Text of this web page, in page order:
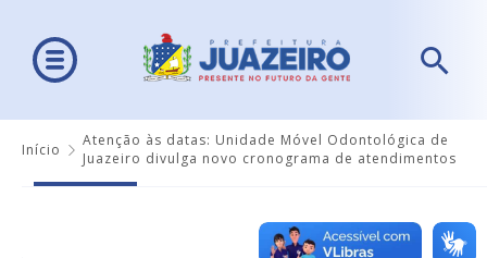
Início
Atenção às datas: Unidade Móvel Odontológica de
Juazeiro divulga novo cronograma de atendimentos